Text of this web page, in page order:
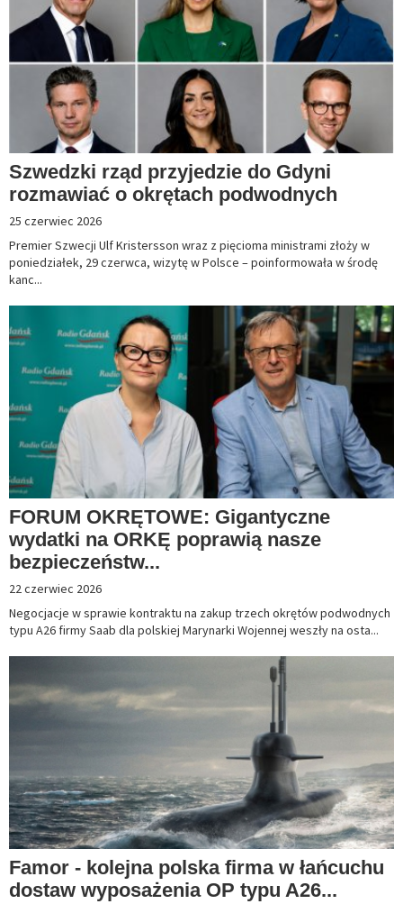
Szwedzki rząd przyjedzie do Gdyni
rozmawiać o okrętach podwodnych
25 czerwiec 2026
Premier Szwecji Ulf Kristersson wraz z pięcioma ministrami złoży w
poniedziałek, 29 czerwca, wizytę w Polsce – poinformowała w środę
kanc...
FORUM OKRĘTOWE: Gigantyczne
wydatki na ORKĘ poprawią nasze
bezpieczeństw...
22 czerwiec 2026
Negocjacje w sprawie kontraktu na zakup trzech okrętów podwodnych
typu A26 firmy Saab dla polskiej Marynarki Wojennej weszły na osta...
Famor - kolejna polska firma w łańcuchu
dostaw wyposażenia OP typu A26...